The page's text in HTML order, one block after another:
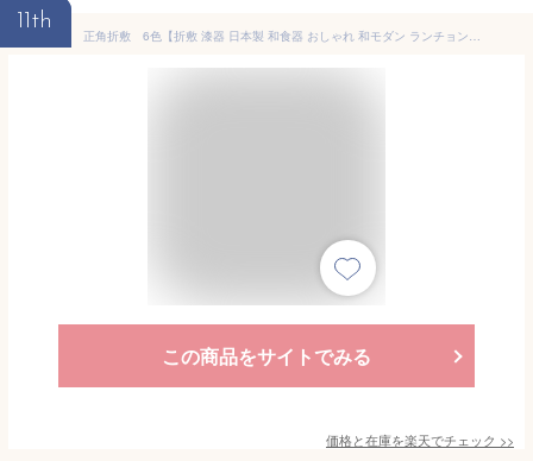
11th
正角折敷 6色【折敷 漆器 日本製 和食器 おしゃれ 和モダン ランチョンマット プレイスマット ランチマット テーブルマット おもてなし お正月】006
この商品をサイトでみる
価格と在庫を楽天でチェック >>